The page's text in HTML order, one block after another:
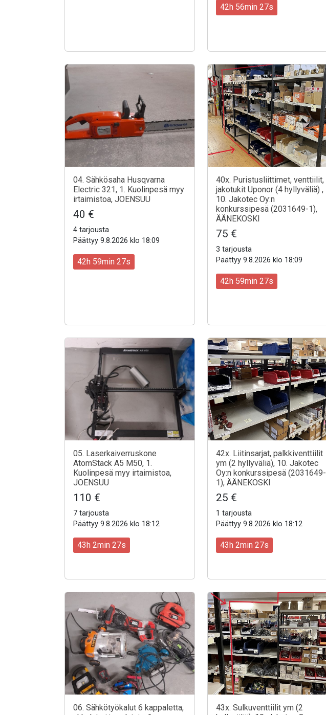
42h 56min 25s
04. Sähkösaha Husqvarna
Electric 321, 1. Kuolinpesä myy
irtaimistoa, JOENSUU
40 €
4 tarjousta
Päättyy 9.8.2026 klo 18:09
42h 59min 25s
40x. Puristusliittimet, venttiilit,
jakotukit Uponor (4 hyllyväliä) ,
10. Jakotec Oy:n
konkurssipesä (2031649-1),
ÄÄNEKOSKI
75 €
3 tarjousta
Päättyy 9.8.2026 klo 18:09
42h 59min 25s
05. Laserkaiverruskone
AtomStack A5 M50, 1.
Kuolinpesä myy irtaimistoa,
JOENSUU
110 €
7 tarjousta
Päättyy 9.8.2026 klo 18:12
43h 2min 25s
42x. Liitinsarjat, palkkiventtiilit
ym (2 hyllyväliä), 10. Jakotec
Oy:n konkurssipesä (2031649-
1), ÄÄNEKOSKI
25 €
1 tarjousta
Päättyy 9.8.2026 klo 18:12
43h 2min 25s
06. Sähkötyökalut 6 kappaletta,
43x. Sulkuventtiilit ym (2